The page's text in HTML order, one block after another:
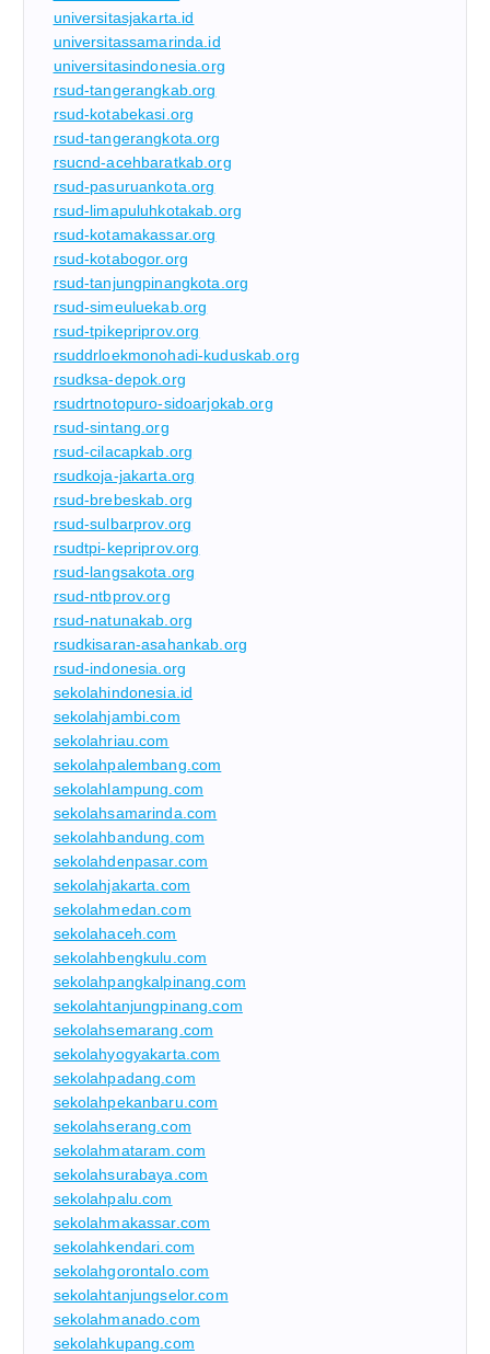
universitasjakarta.id
universitassamarinda.id
universitasindonesia.org
rsud-tangerangkab.org
rsud-kotabekasi.org
rsud-tangerangkota.org
rsucnd-acehbaratkab.org
rsud-pasuruankota.org
rsud-limapuluhkotakab.org
rsud-kotamakassar.org
rsud-kotabogor.org
rsud-tanjungpinangkota.org
rsud-simeuluekab.org
rsud-tpikepriprov.org
rsuddrloekmonohadi-kuduskab.org
rsudksa-depok.org
rsudrtnotopuro-sidoarjokab.org
rsud-sintang.org
rsud-cilacapkab.org
rsudkoja-jakarta.org
rsud-brebeskab.org
rsud-sulbarprov.org
rsudtpi-kepriprov.org
rsud-langsakota.org
rsud-ntbprov.org
rsud-natunakab.org
rsudkisaran-asahankab.org
rsud-indonesia.org
sekolahindonesia.id
sekolahjambi.com
sekolahriau.com
sekolahpalembang.com
sekolahlampung.com
sekolahsamarinda.com
sekolahbandung.com
sekolahdenpasar.com
sekolahjakarta.com
sekolahmedan.com
sekolahaceh.com
sekolahbengkulu.com
sekolahpangkalpinang.com
sekolahtanjungpinang.com
sekolahsemarang.com
sekolahyogyakarta.com
sekolahpadang.com
sekolahpekanbaru.com
sekolahserang.com
sekolahmataram.com
sekolahsurabaya.com
sekolahpalu.com
sekolahmakassar.com
sekolahkendari.com
sekolahgorontalo.com
sekolahtanjungselor.com
sekolahmanado.com
sekolahkupang.com